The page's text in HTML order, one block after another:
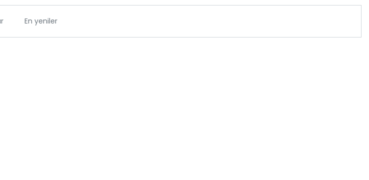
En yeniler